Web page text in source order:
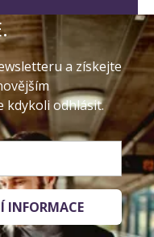
a získejte
kdykoli odhlásit.
INFORMACE